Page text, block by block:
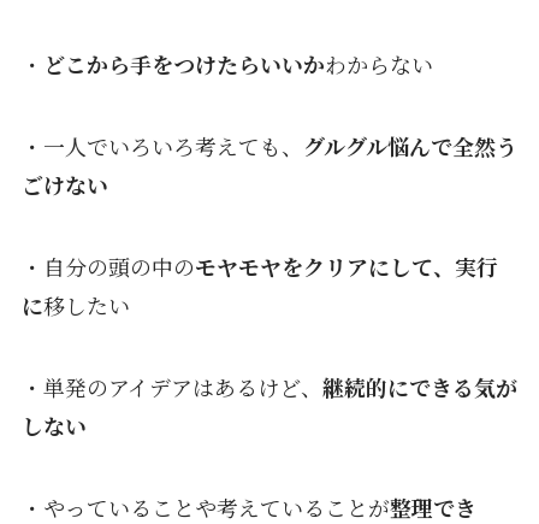
・ どこから手をつけたらいいかわからない
・一人でいろいろ考えても、 グルグル悩んで全然う
ごけない
・自分の頭の中のモヤモヤをクリアにして、 実行
に移したい
・単発のアイデアはあるけど、 継続的にできる気が
しない
・やっていることや考えていることが整理でき